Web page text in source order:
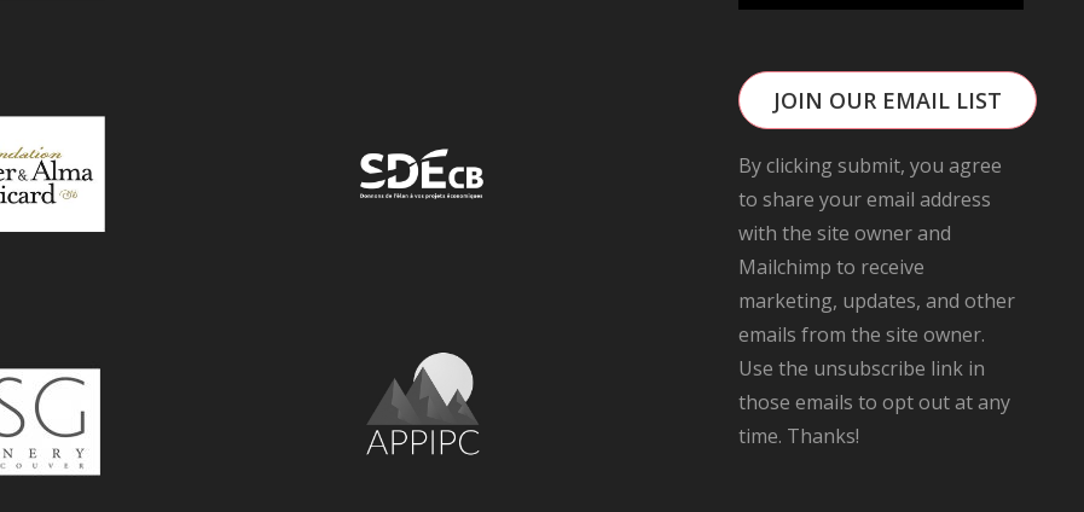
JOIN OUR EMAIL LIST
By clicking submit, you agree
to share your email address
with the site owner and
Mailchimp to receive
marketing, updates, and other
emails from the site owner.
Use the unsubscribe link in
those emails to opt out at any
time. Thanks!